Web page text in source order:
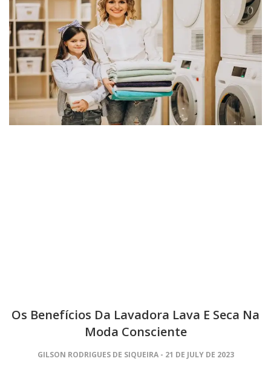
Os Benefícios Da Lavadora Lava E Seca Na
Moda Consciente
GILSON RODRIGUES DE SIQUEIRA 21 DE JULY DE 2023